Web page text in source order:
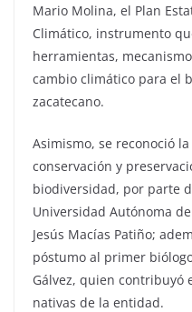
Mario Molina, el Plan
Climático, instrumento
herramientas,
cambio climático para el
zacatecano.
Asimismo, se reconoció
conservación y
biodiversidad, por parte
Universidad Autónoma
Jesús Macías Patiño;
póstumo al primer
Gálvez, quien contribuyó
nativas de la entidad.